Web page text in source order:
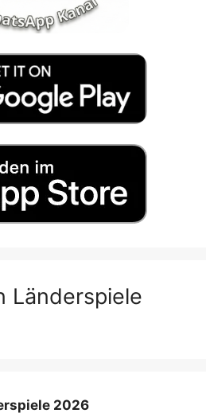
Länderspiele
2026